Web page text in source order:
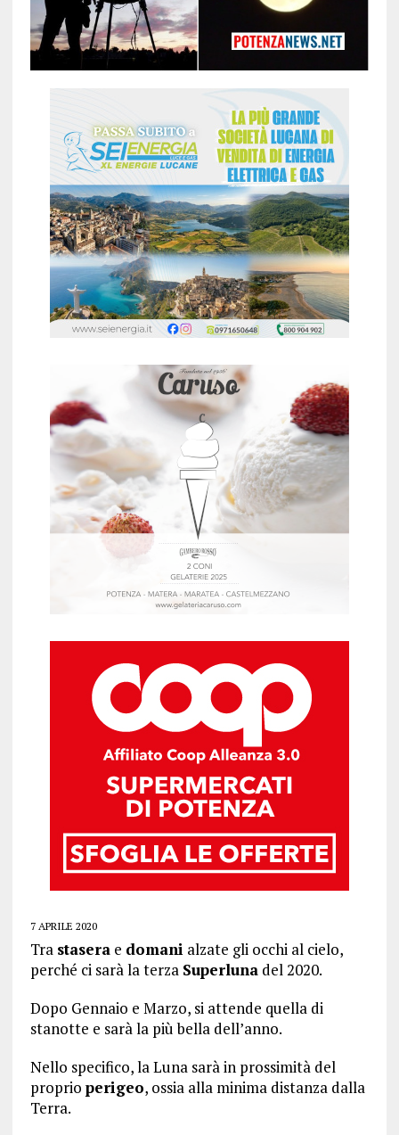
7 APRILE 2020
Tra staserae domani alzate gli occhi al cielo,
perché ci sarà la terza Superlunadel 2020.
Dopo Gennaio e Marzo, si attende quella di
stanotte e sarà la più bella dell’anno.
Nello specifico, la Luna sarà in prossimità del
proprio perigeo, ossia alla minima distanza dalla
Terra.